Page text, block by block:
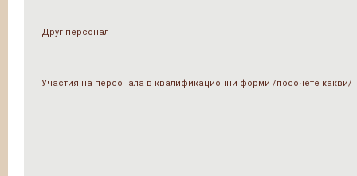
Друг персонал
Участия на персонала в квалификационни форми /посочете какви/